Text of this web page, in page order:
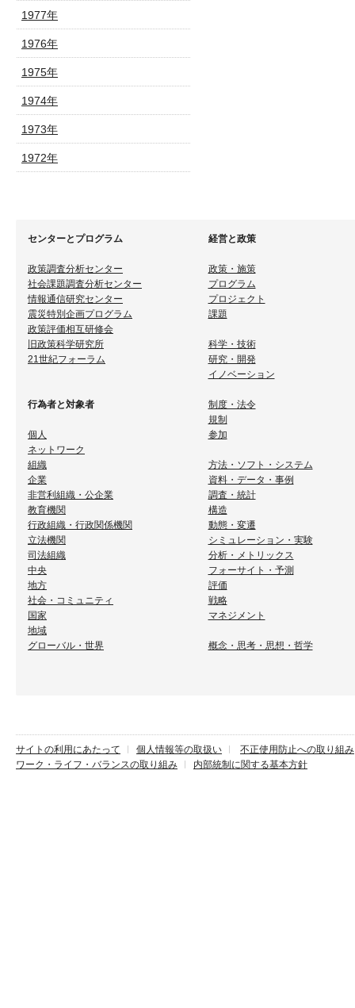
1977年
1976年
1975年
1974年
1973年
1972年
センターとプログラム 経営と政策
政策調査分析センター
政策・施策
社会課題調査分析センター
プログラム
情報通信研究センター
プロジェクト
震災特別企画プログラム
課題
政策評価相互研修会
旧政策科学研究所
科学・技術
21世紀フォーラム
研究・開発
イノベーション
行為者と対象者
制度・法令
規制
個人
参加
ネットワーク
組織
方法・ソフト・システム
企業
資料・データ・事例
非営利組織・公企業
調査・統計
教育機関
構造
行政組織・行政関係機関
動態・変遷
立法機関
シミュレーション・実験
司法組織
分析・メトリックス
中央
フォーサイト・予測
地方
評価
社会・コミュニティ
戦略
国家
マネジメント
地域
グローバル・世界
概念・思考・思想・哲学
サイトの利用にあたって 個人情報等の取扱い
不正使用防止への取り組み
ワーク・ライフ・バランスの取り組み
内部統制に関する基本方針